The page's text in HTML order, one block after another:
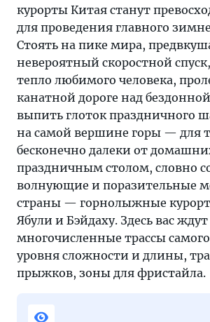
курорты Китая станут
для проведения главного
Стоять на пике мира,
невероятный скоростной
тепло любимого человека,
канатной дороге над
выпить глоток праздничного
на самой вершине горы — для
бесконечно далеки от
праздничным столом, словно
волнующие и поразительные
страны — горнолыжные
Ябули и Бэйдаху. Здесь вас ждут
многочисленные трассы
уровня сложности и длины,
прыжков, зоны для фристайла.